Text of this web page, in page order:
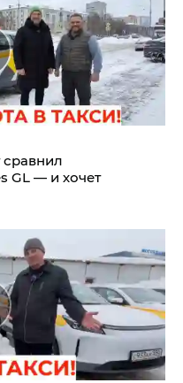
GL — и хочет